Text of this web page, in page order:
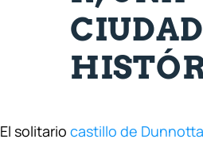
El solitario castillo de